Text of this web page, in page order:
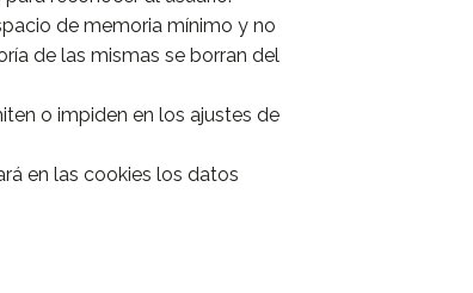
de memoria mínimo y no
de las mismas se borran del
o impiden en los ajustes de
en las cookies los datos